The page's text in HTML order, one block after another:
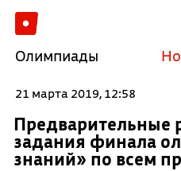
Олимпиады
21 марта 2019, 12:58
Предварительные
задания финала
знаний» по всем